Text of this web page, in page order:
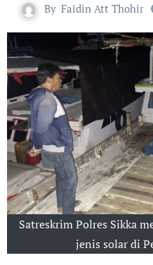
By Faidin Att Thohir
Satreskrim Polres Sikka
jenis solar di